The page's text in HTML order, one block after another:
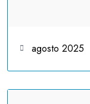
agosto 2025